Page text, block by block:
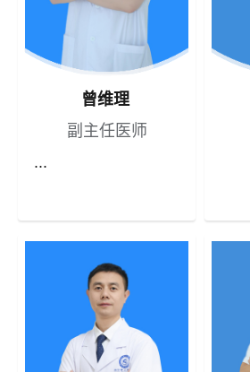
曾维理
副主任医师
...